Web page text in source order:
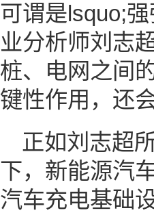
可谓是lsquo;
业分析师刘志
桩、电网之间
键性作用，还
正如刘志超
下，新能源汽
汽车充电基础